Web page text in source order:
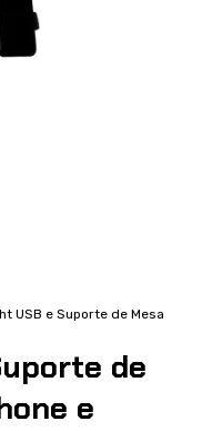
USB e Suporte de Mesa
de
e